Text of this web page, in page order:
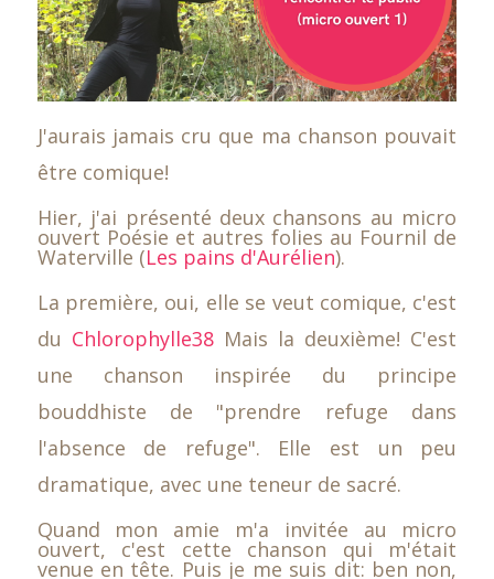
J'aurais jamais cru que ma chanson pouvait
être comique!
Hier, j'ai présenté deux chansons au micro
ouvert Poésie et autres folies au Fournil de
Waterville (Les pains d'Aurélien).
La première, oui, elle se veut comique, c'est
du Chlorophylle38Mais la deuxième! C'est
une chanson inspirée du principe
bouddhiste de "prendre refuge dans
l'absence de refuge". Elle est un peu
dramatique, avec une teneur de sacré.
Quand mon amie m'a invitée au micro
ouvert, c'est cette chanson qui m'était
venue en tête. Puis je me suis dit: ben non,